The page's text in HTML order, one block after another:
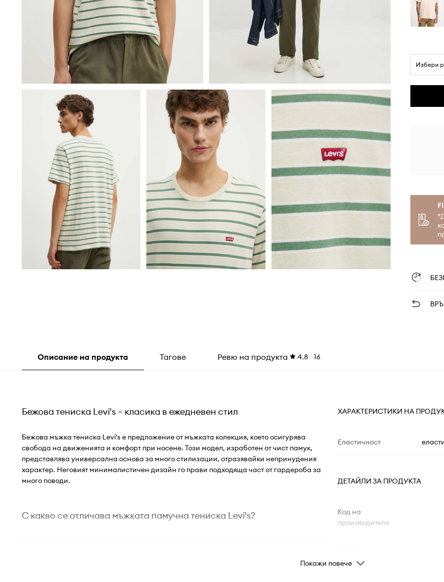
Избери
Описание на продукта Тагове Ревю на продукта 4.8 16
Бежова тениска Levi's – класика в ежедневен стил
Бежова мъжка тениска Levi's е предложение от мъжката колекция, което осигурява
свобода на движенията и комфорт при носене. Този модел, изработен от чист памук,
представлява универсална основа за много стилизации, отразявайки непринудения
характер. Неговият минималистичен дизайн го прави подходяща част от гардероба за
много поводи.
С какво се отличава мъжката памучна тениска Levi's?
ХАРАКТЕРИСТИКИ НА
Еластичност
ДЕТАЙЛИ ЗА ПРОДУКТА
Код на
производителя
производителя
Покажи повече